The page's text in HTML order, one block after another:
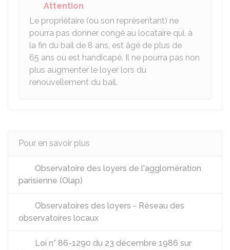
Attention
Le propriétaire (ou son représentant) ne
pourra pas donner congé au locataire qui, à
la fin du bail de 8 ans, est âgé de plus de
65 ans ou est handicapé. Il ne pourra pas non
plus augmenter le loyer lors du
renouvellement du bail.
Pour en savoir plus
Observatoire des loyers de l'agglomération
parisienne (Olap)
Observatoires des loyers - Réseau des
observatoires locaux
Loi n° 86-1290 du 23 décembre 1986 sur